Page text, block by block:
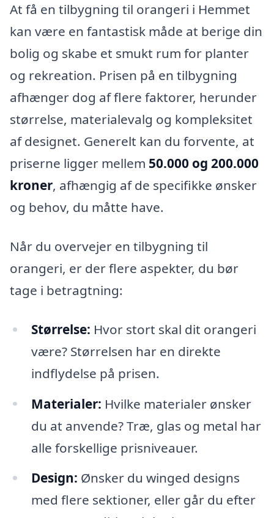
At få en tilbygning til orangeri i Hemmet
kan være en fantastisk måde at berige din
bolig og skabe et smukt rum for planter
og rekreation. Prisen på en tilbygning
afhænger dog af flere faktorer, herunder
størrelse, materialevalg og kompleksitet
af designet. Generelt kan du forvente, at
priserne ligger mellem 50.000 og 200.000
kroner, afhængig af de specifikke ønsker
og behov, du måtte have.
Når du overvejer en tilbygning til
orangeri, er der flere aspekter, du bør
tage i betragtning:
Størrelse: Hvor stort skal dit orangeri
være? Størrelsen har en direkte
indflydelse på prisen.
Materialer: Hvilke materialer ønsker
du at anvende? Træ, glas og metal har
alle forskellige prisniveauer.
Design: Ønsker du winged designs
med flere sektioner, eller går du efter